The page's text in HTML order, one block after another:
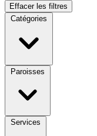
Effacer les filtres
Catégories
Paroisses
Services